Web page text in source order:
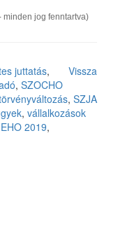
minden jog fenntartva)
Vissza
juttatás,
, SZOCHO
, SZJA
, vállalkozások
EHO 2019,